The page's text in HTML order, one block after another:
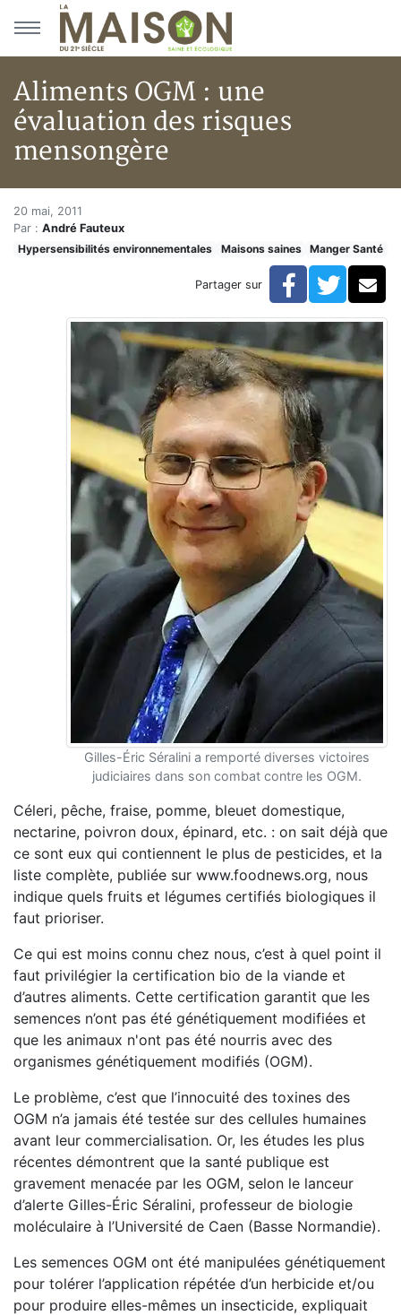
Aller au menu principal
Aller au contenu principal
Aliments OGM : une
évaluation des risques
mensongère
Accueil
Articles
Maisons saines
Hypersensibilités environnementales
Aliments OGM : une évaluation des risques
Aliments OGM : une
20 mai, 2011
Par : André Fauteux
Hypersensibilités environnementales
Maisons saines Manger Santé
Partager sur Facebook
Gilles-Éric Séralini a remporté diverses victoires
judiciaires dans son combat contre les OGM.
Céleri, pêche, fraise, pomme, bleuet domestique,
nectarine, poivron doux, épinard, etc. : on sait déjà que
ce sont eux qui contiennent le plus de pesticides, et la
liste complète, publiée sur www.foodnews.org, nous
indique quels fruits et légumes certifiés biologiques il
faut prioriser.
Ce qui est moins connu chez nous, c’est à quel point il
faut privilégier la certification bio de la viande et
d’autres aliments. Cette certification garantit que les
semences n’ont pas été génétiquement modifiées et
que les animaux n'ont pas été nourris avec des
organismes génétiquement modifiés (OGM).
Le problème, c’est que l’innocuité des toxines des
OGM n’a jamais été testée sur des cellules humaines
avant leur commercialisation. Or, les études les plus
récentes démontrent que la santé publique est
gravement menacée par les OGM, selon le lanceur
d’alerte Gilles-Éric Séralini, professeur de biologie
moléculaire à l’Université de Caen (Basse Normandie).
Les semences OGM ont été manipulées génétiquement
pour tolérer l’application répétée d’un herbicide et/ou
pour produire elles-mêmes un insecticide, expliquait